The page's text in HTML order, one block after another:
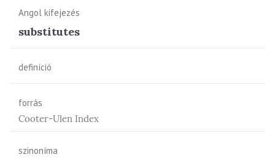
Angol kifejezés
substitutes
definíció
forrás
Cooter-Ulen Index
szinoníma